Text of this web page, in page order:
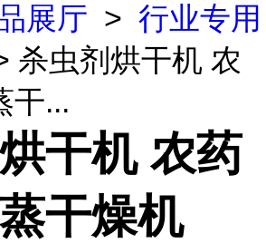
展厅 > 行业专用
杀虫剂烘干机 农
干...
干机 农药
干燥机